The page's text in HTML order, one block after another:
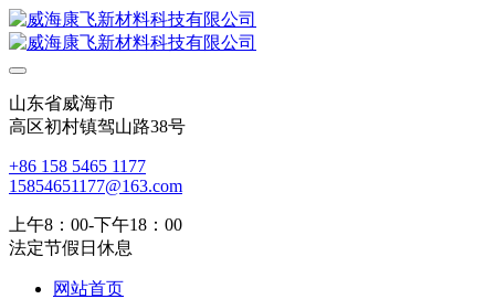
山东省威海市
高区初村镇驾山路38号
+86 158 5465 1177
15854651177@163.com
上午8：00-下午18：00
法定节假日休息
网站首页